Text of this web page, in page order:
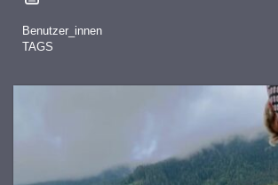
Benutzer_innen
TAGS